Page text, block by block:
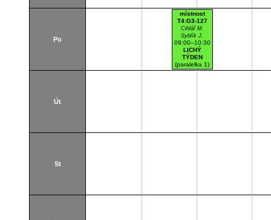
Po
místnost
T4:G3-127
Cihlář M.
Syblík J.
09:00–10:30
LICHÝ
TÝDEN
(paralelka 1)
Dejvice
Út
St